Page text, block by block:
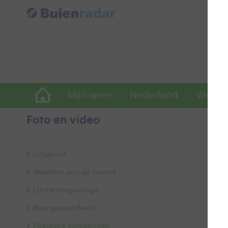
Mijn weer Nederland
Foto en video
Uitgelicht
Weerfoto van de maand
Laatst toegevoegd
Best gewaardeerd
Populaire categorieën